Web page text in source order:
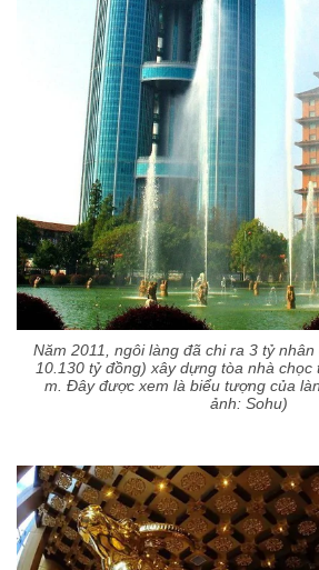
Năm 2011, ngôi làng đã chi ra 3 tỷ
10.130 tỷ đồng) xây dựng tòa nhà chọc
m. Đây được xem là biểu tượng của
ảnh: Sohu)